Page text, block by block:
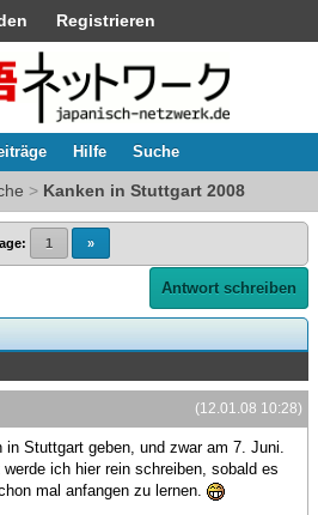
Registrieren
Hilfe Suche
> Kanken in Stuttgart 2008
1 »
Antwort schreiben
(12.01.08 10:28)
in Stuttgart geben, und zwar am 7. Juni.
ich hier rein schreiben, sobald es
mal anfangen zu lernen.